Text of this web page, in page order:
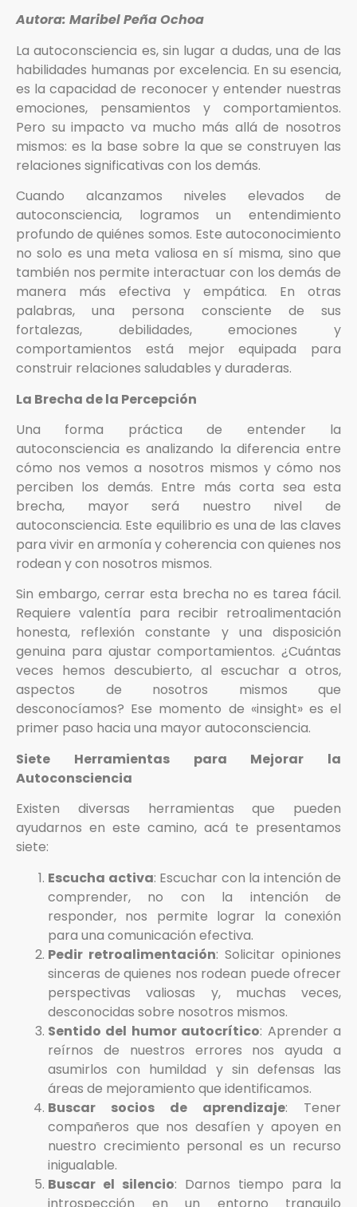
Autora: Maribel Peña Ochoa
La autoconsciencia es, sin lugar a dudas, una de las
habilidades humanas por excelencia. En su esencia,
es la capacidad de reconocer y entender nuestras
emociones, pensamientos y comportamientos.
Pero su impacto va mucho más allá de nosotros
mismos: es la base sobre la que se construyen las
relaciones significativas con los demás.
Cuando alcanzamos niveles elevados de
autoconsciencia, logramos un entendimiento
profundo de quiénes somos. Este autoconocimiento
no solo es una meta valiosa en sí misma, sino que
también nos permite interactuar con los demás de
manera más efectiva y empática. En otras
palabras, una persona consciente de sus
fortalezas, debilidades, emociones y
comportamientos está mejor equipada para
construir relaciones saludables y duraderas.
La Brecha de la Percepción
Una forma práctica de entender la
autoconsciencia es analizando la diferencia entre
cómo nos vemos a nosotros mismos y cómo nos
perciben los demás. Entre más corta sea esta
brecha, mayor será nuestro nivel de
autoconsciencia. Este equilibrio es una de las claves
para vivir en armonía y coherencia con quienes nos
rodean y con nosotros mismos.
Sin embargo, cerrar esta brecha no es tarea fácil.
Requiere valentía para recibir retroalimentación
honesta, reflexión constante y una disposición
genuina para ajustar comportamientos. ¿Cuántas
veces hemos descubierto, al escuchar a otros,
aspectos de nosotros mismos que
desconocíamos? Ese momento de «insight» es el
primer paso hacia una mayor autoconsciencia.
Siete Herramientas para Mejorar la
Autoconsciencia
Existen diversas herramientas que pueden
ayudarnos en este camino, acá te presentamos
siete:
Escucha activa: Escuchar con la intención de
comprender, no con la intención de
responder, nos permite lograr la conexión
para una comunicación efectiva.
Pedir retroalimentación: Solicitar opiniones
sinceras de quienes nos rodean puede ofrecer
perspectivas valiosas y, muchas veces,
desconocidas sobre nosotros mismos.
Sentido del humor autocrítico: Aprender a
reírnos de nuestros errores nos ayuda a
asumirlos con humildad y sin defensas las
áreas de mejoramiento que identificamos.
Buscar socios de aprendizaje: Tener
compañeros que nos desafíen y apoyen en
nuestro crecimiento personal es un recurso
inigualable.
Buscar el silencio: Darnos tiempo para la
introspección en un entorno tranquilo